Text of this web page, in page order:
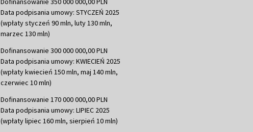
Data podpisania umowy: STYCZEŃ 2025
(wpłaty styczeń 90 mln, luty 130 mln,
marzec 130 mln)
Dofinansowanie 300 000 000,00 PLN
Data podpisania umowy: KWIECIEŃ 2025
(wpłaty kwiecień 150 mln, maj 140 mln,
czerwiec 10 mln)
Dofinansowanie 170 000 000,00 PLN
Data podpisania umowy: LIPIEC 2025
(wpłaty lipiec 160 mln, sierpień 10 mln)